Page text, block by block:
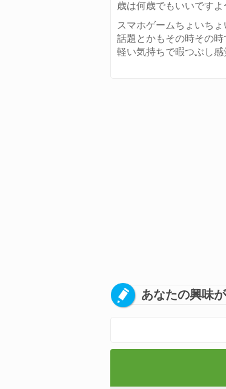
歳は何歳でもいいです
スマホゲームちょいち
話題とかもその時その
軽い気持ちで暇つぶし
あなたの興味